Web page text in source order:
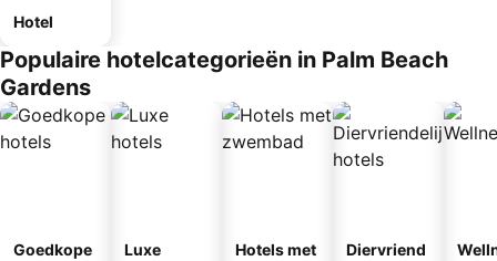
Hotel
Populaire hotelcategorieën in Palm Beach
Gardens
Goedkope
Luxe
Hotels met
Diervriend